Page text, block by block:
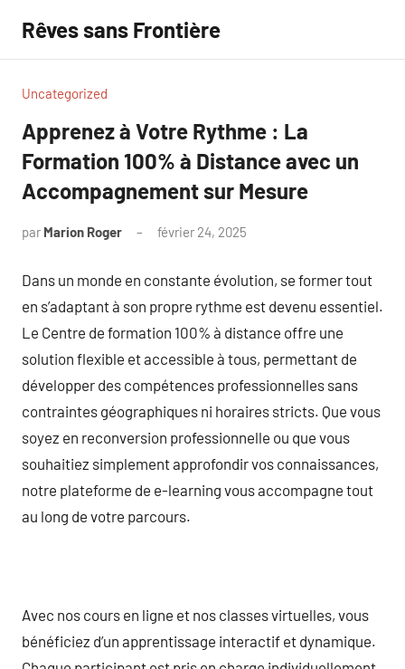
contenu
Rêves sans Frontière
Uncategorized
Apprenez à Votre Rythme : La
Formation 100% à Distance avec un
Accompagnement sur Mesure
par Marion Roger février 24, 2025
Dans un monde en constante évolution, se former tout
en s’adaptant à son propre rythme est devenu essentiel.
Le Centre de formation 100% à distance offre une
solution flexible et accessible à tous, permettant de
développer des compétences professionnelles sans
contraintes géographiques ni horaires stricts. Que vous
soyez en reconversion professionnelle ou que vous
souhaitiez simplement approfondir vos connaissances,
notre plateforme de e-learning vous accompagne tout
au long de votre parcours.
Avec nos cours en ligne et nos classes virtuelles, vous
bénéficiez d’un apprentissage interactif et dynamique.